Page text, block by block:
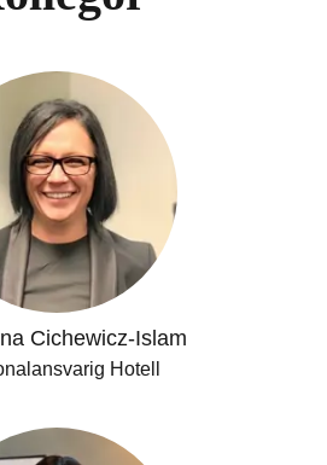
Cichewicz-Islam
Hotell